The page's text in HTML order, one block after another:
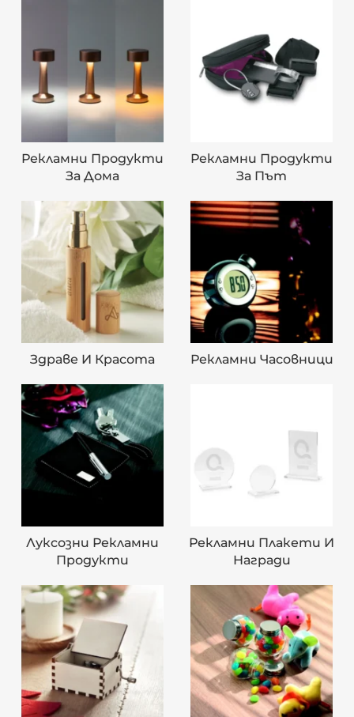
Рекламни Продукти
За Дома
Рекламни Продукти
За Път
Здраве И Красота Рекламни Часовници
Луксозни Рекламни
Продукти
Рекламни Плакети И
Награди